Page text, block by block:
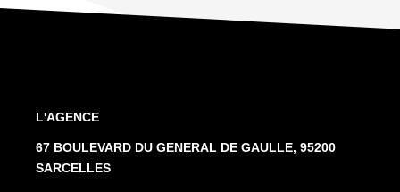
L'AGENCE
67 BOULEVARD DU GENERAL DE GAULLE, 95200
SARCELLES